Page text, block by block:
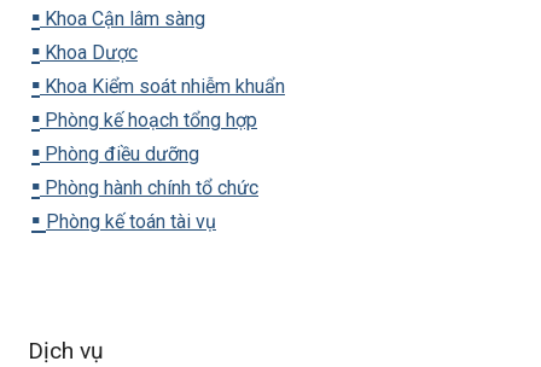
▪️ Khoa Cận lâm sàng
▪️ Khoa Dược
▪️ Khoa Kiểm soát nhiễm khuẩn
▪️ Phòng kế hoạch tổng hợp
▪️ Phòng điều dưỡng
▪️ Phòng hành chính tổ chức
▪️ Phòng kế toán tài vụ
Dịch vụ